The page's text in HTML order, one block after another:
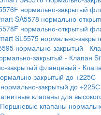
нормально-закрытый
SA5578 нормально-
нормально-открытый
SL5575 нормально-
нормально-закрытый -
закрытый - Клапан
закрытый фланцевый -
закрытый до +225С
закрытый до +225С
клапаны для
клапаны